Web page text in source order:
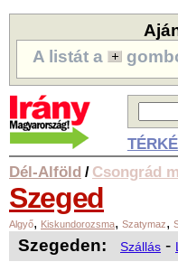
A listát a
Dél-Alföld / Csongrád
Szeged
Algyő, Kiskundorozsma, Szatymaz,
Szegeden: Szállás -